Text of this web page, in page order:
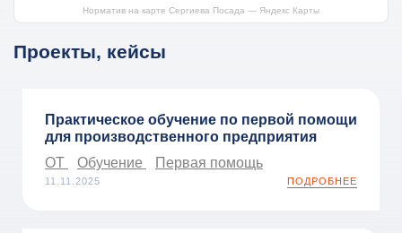
Норматив на карте Сергиева Посада — Яндекс Карты
Проекты, кейсы
Практическое обучение по первой помощи
для производственного предприятия
ОТ
Обучение Первая помощь
11.11.2025 ПОДРОБНЕЕ